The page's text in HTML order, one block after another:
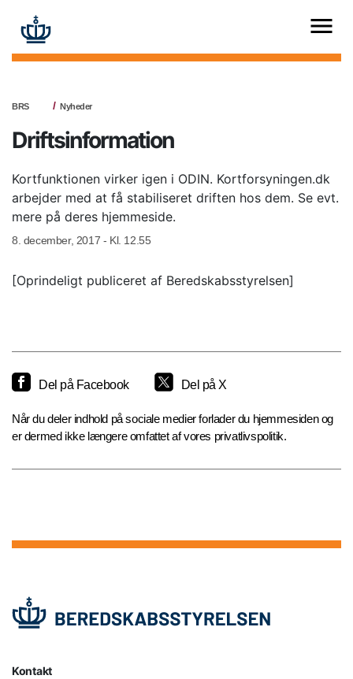
BRS Nyheder
Driftsinformation
Kortfunktionen virker igen i ODIN. Kortforsyningen.dk
arbejder med at få stabiliseret driften hos dem. Se evt.
mere på deres hjemmeside.
8. december, 2017 - Kl. 12.55
[Oprindeligt publiceret af Beredskabsstyrelsen]
Del på Facebook Del på X
Når du deler indhold på sociale medier forlader du hjemmesiden og
er dermed ikke længere omfattet af vores privatlivspolitik.
Kontakt